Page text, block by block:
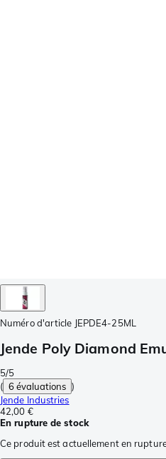
Numéro d'article JEPDE4-25ML
Jende Poly Diamond
5/5
( 6 évaluations )
Jende Industries
42,00 €
En rupture de stock
Ce produit est actuellement en